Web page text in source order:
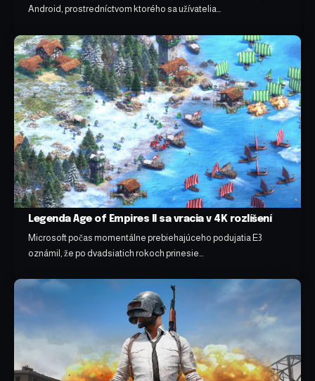
Android, prostredníctvom ktorého sa užívatelia…
Legenda Age of Empires II sa vracia v 4K rozlíšení
Microsoft počas momentálne prebiehajúceho podujatia E3
oznámil, že po dvadsiatich rokoch prinesie…